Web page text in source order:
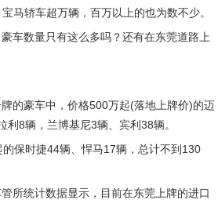
马轿车超万辆，百万以上的也为数不少。
数量只有这么多吗？还有在东莞道路上
豪车中，价格500万起(落地上牌价)的迈
利8辆，兰博基尼3辆、宾利38辆。
保时捷44辆、悍马17辆，总计不到130
统计数据显示，目前在东莞上牌的进口